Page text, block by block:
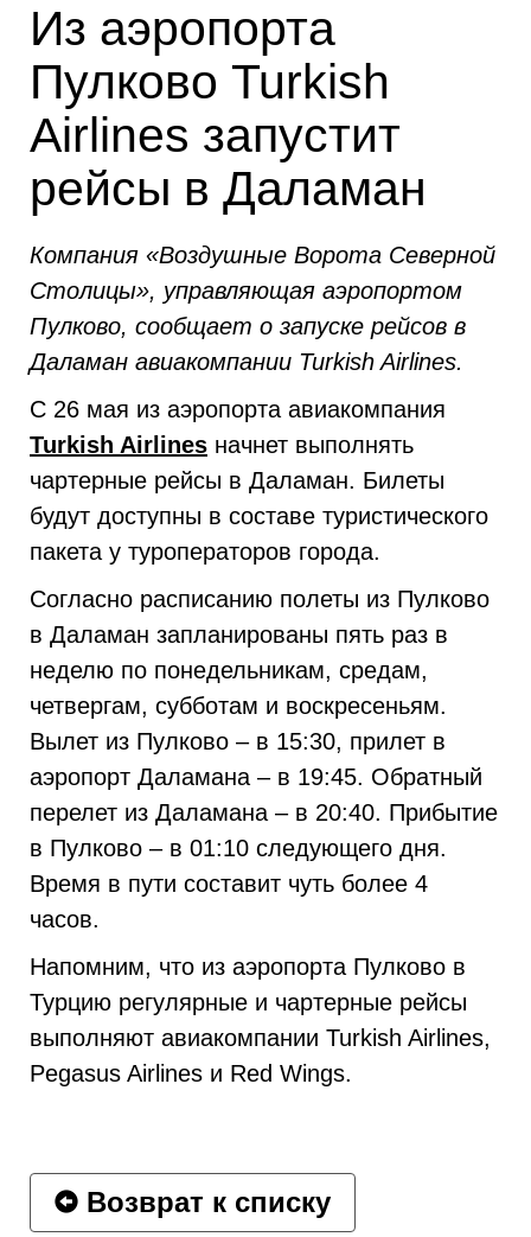
Из аэропорта
Пулково Turkish
Airlines запустит
рейсы в Даламан
Компания «Воздушные Ворота Северной
Столицы», управляющая аэропортом
Пулково, сообщает о запуске рейсов в
Даламан авиакомпании Turkish Airlines.
С 26 мая из аэропорта авиакомпания
Turkish Airlines начнет выполнять
чартерные рейсы в Даламан. Билеты
будут доступны в составе туристического
пакета у туроператоров города.
Согласно расписанию полеты из Пулково
в Даламан запланированы пять раз в
неделю по понедельникам, средам,
четвергам, субботам и воскресеньям.
Вылет из Пулково – в 15:30, прилет в
аэропорт Даламана – в 19:45. Обратный
перелет из Даламана – в 20:40. Прибытие
в Пулково – в 01:10 следующего дня.
Время в пути составит чуть более 4
часов.
Напомним, что из аэропорта Пулково в
Турцию регулярные и чартерные рейсы
выполняют авиакомпании Turkish Airlines,
Pegasus Airlines и Red Wings.
Возврат к списку